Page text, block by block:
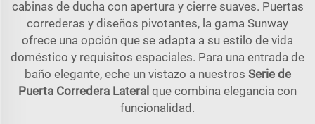
cabinas de ducha con apertura y cierre suaves. Puertas
correderas y diseños pivotantes, la gama Sunway
ofrece una opción que se adapta a su estilo de vida
doméstico y requisitos espaciales. Para una entrada de
baño elegante, eche un vistazo a nuestros Serie de
Puerta Corredera Lateral que combina elegancia con
funcionalidad.